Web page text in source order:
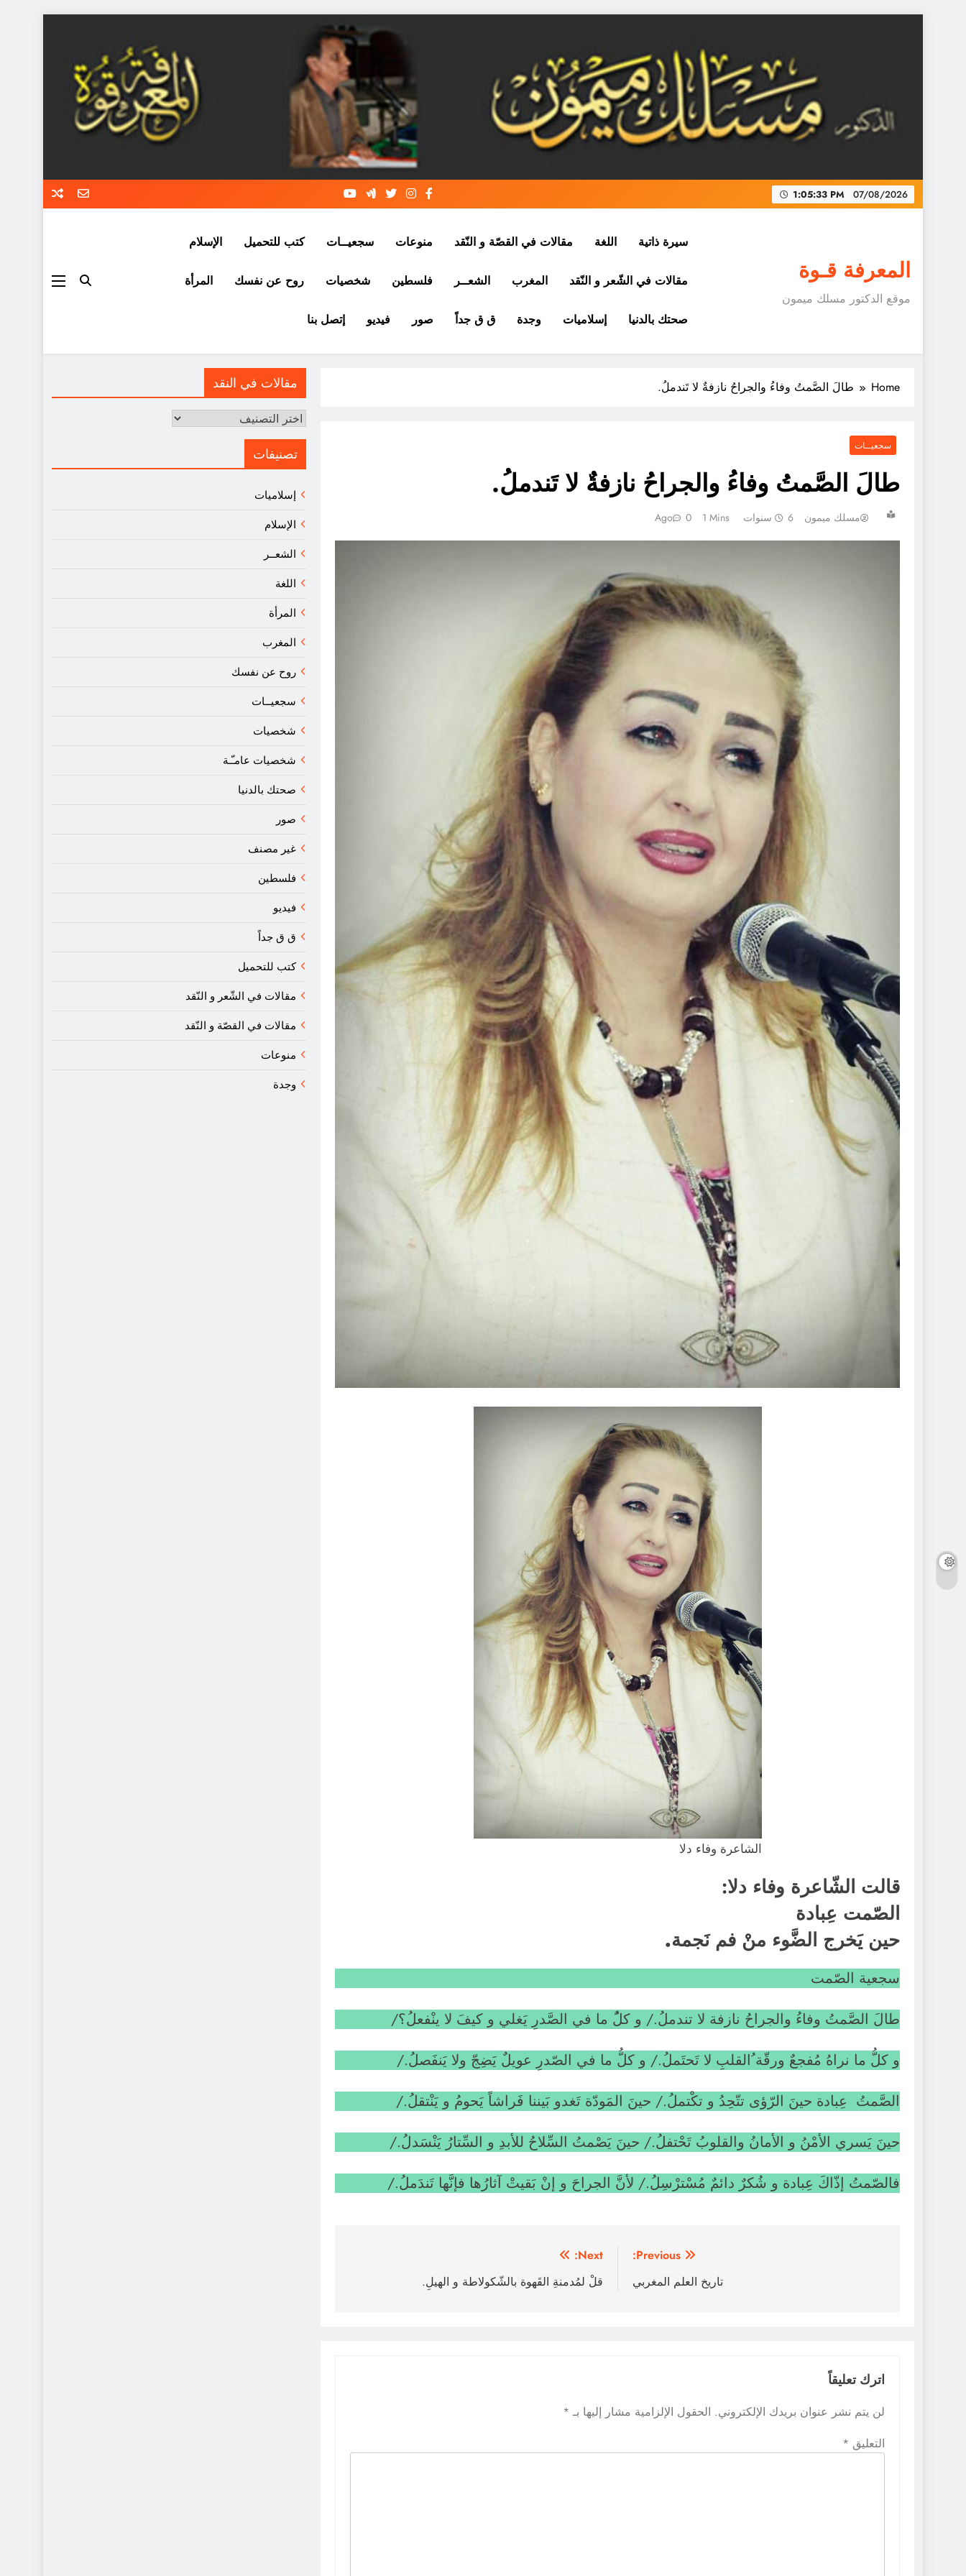
1:05:35 PM 07/08/2026
المعرفة قـوة
موقع الدكتور مسلك ميمون
سيرة ذاتية اللغة مقالات في القصّة و النّقد منوعات سجعيــات كتب للتحميل الإسلام
مقالات في الشّعر و النّقد المغرب الشعــر فلسطين شخصيات روح عن نفسك المرأة
صحتك بالدنيا إسلاميات وجدة ق ق جداً صور فيديو إتصل بنا
Home طالَ الصَّمتُ وفاءُ والجراحُ نازفةٌ لا تَندملُ.
سجعيــات
طالَ الصَّمتُ وفاءُ والجراحُ نازفةٌ لا تَندملُ.
مسلك ميمون 6 سنوات Ago 0 1 Mins
الشاعرة وفاء دلا
قالت الشّاعرة وفاء دلا:
الصّمت عِبادة
حين يَخرج الضَّوء منْ فم نَجمة.
سجعية الصّمت
طالَ الصَّمتُ وفاءُ والجراحُ نازفة لا تندملُ./ و كلًُ ما في الصَّدرِ يَغلي و كيفَ لا ينْفعلُ؟/
و كلُّ ما نراهُ مُفجعٌ ورقّة ُالقلبِ لا تَحتَملُ./ و كلُّ ما في الصّدرِ عويلٌ يَضِجّ ولا يَنفَصلُ./
الصَّمتُ عِبادة حينَ الرّؤى تتّحِدُ و تكْتملُ./ حينَ المَودّة تَغدو بَيننا فَراشاً يَحومُ و يَنْتقلُ./
حينَ يَسري الأمْنُ و الأمانُ والقلوبُ تَحْتفلُ./ حينَ يَصْمتُ السِّلاحُ للأبدِ و السِّتارُ يَنْسَدلُ./
فالصّمتُ إذّاكَ عِبادة و شُكرٌ دائمٌ مُسْترْسِلُ./ لأنَّ الجراحَ و إنْ بَقيتْ آثارُها فإنَّها تَندَملُ./
Previous:
تاريخ العلم المغربي
Next:
قلْ لمُدمنةِ القَهوة بالشّكولاطة و الهيلِ.
اترك تعليقاً
لن يتم نشر عنوان بريدك الإلكتروني. الحقول الإلزامية مشار إليها بـ *
التعليق *
مقالات في النقد
مقالات
النقد
تصنيفات
إسلاميات
الإسلام
الشعــر
اللغة
المرأة
المغرب
روح عن نفسك
سجعيــات
شخصيات
شخصيات عامـّـة
صحتك بالدنيا
صور
غير مصنف
فلسطين
فيديو
ق ق جداً
كتب للتحميل
مقالات في الشّعر و النّقد
مقالات في القصّة و النّقد
منوعات
وجدة